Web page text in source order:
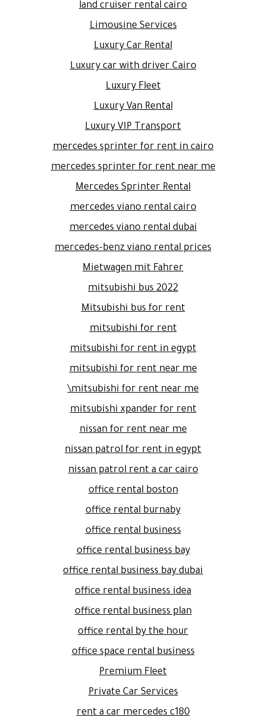
land cruiser rental cairo
Limousine Services
Luxury Car Rental
Luxury car with driver Cairo
Luxury Fleet
Luxury Van Rental
Luxury VIP Transport
mercedes sprinter for rent in cairo
mercedes sprinter for rent near me
Mercedes Sprinter Rental
mercedes viano rental cairo
mercedes viano rental dubai
mercedes-benz viano rental prices
Mietwagen mit Fahrer
mitsubishi bus 2022
Mitsubishi bus for rent
mitsubishi for rent
mitsubishi for rent in egypt
mitsubishi for rent near me
mitsubishi for rent near me\
mitsubishi xpander for rent
nissan for rent near me
nissan patrol for rent in egypt
nissan patrol rent a car cairo
office rental boston
office rental burnaby
office rental business
office rental business bay
office rental business bay dubai
office rental business idea
office rental business plan
office rental by the hour
office space rental business
Premium Fleet
Private Car Services
rent a car mercedes c180